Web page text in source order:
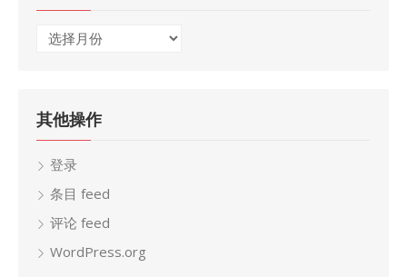
归
其他操作
登录
条目 feed
评论 feed
WordPress.org